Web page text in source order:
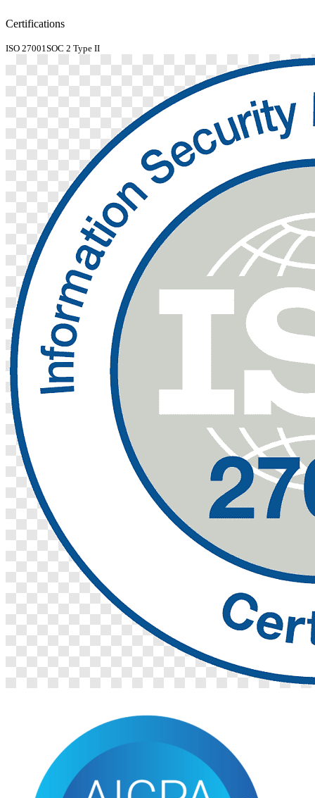
Certifications
ISO 27001SOC 2 Type II